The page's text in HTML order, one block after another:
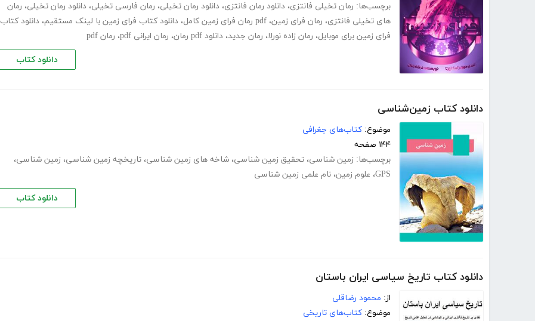
برچسب‌ها: رمان تخیلی فانتزی، دانلود رمان فانتزی، دانلود رمان تخیلی، رمان فارسی تخیلی، دانلود رمان تخیلی، رمان
های تخیلی فانتزی، رمان فرای زمین، pdf رمان فرای زمین کامل ، دانلود کتاب فرای زمین با لینک مستقیم، دانلود کتاب
فرای زمین برای موبایل، رمان زاده نورلا، رمان جدید، دانلود pdf رمان ، رمان ایرانی pdf ، رمان pdf
دانلود کتاب
دانلود کتاب زمین‌شناسی
موضوع: کتاب‌های جغرافی
۱۴۴ صفحه
برچسب‌ها: زمین شناسی، تحقیق زمین شناسی، شاخه های زمین شناسی، تاریخچه زمین شناسی، زمین شناسی،
GPS، علوم زمین، نام علمی زمین شناسی
دانلود کتاب
دانلود کتاب تاریخ سیاسی ایران باستان
از: محمود رضاقلی
موضوع: کتاب‌های تاریخی